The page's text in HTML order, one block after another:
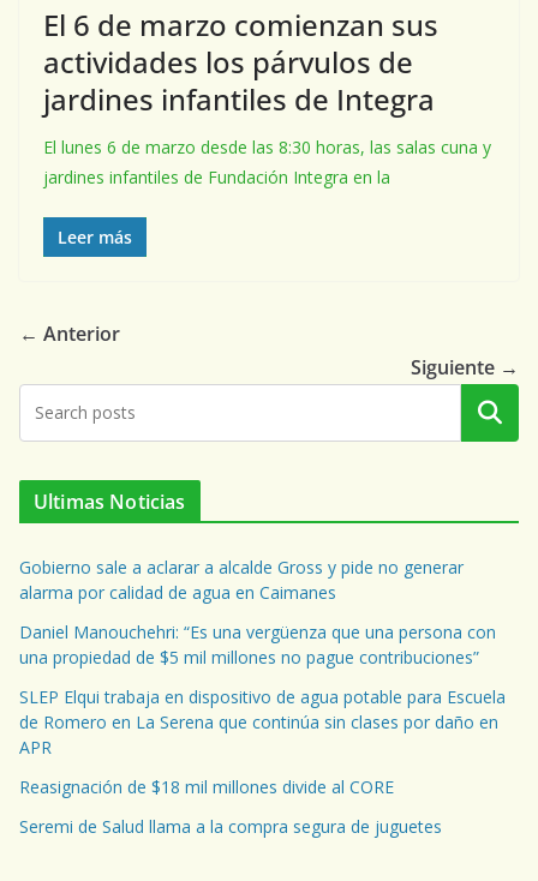
El 6 de marzo comienzan sus
actividades los párvulos de
jardines infantiles de Integra
El lunes 6 de marzo desde las 8:30 horas, las salas cuna y
jardines infantiles de Fundación Integra en la
Leer más
← Anterior
Siguiente →
Buscar
Ultimas Noticias
Gobierno sale a aclarar a alcalde Gross y pide no generar
alarma por calidad de agua en Caimanes
Daniel Manouchehri: “Es una vergüenza que una persona con
una propiedad de $5 mil millones no pague contribuciones”
SLEP Elqui trabaja en dispositivo de agua potable para Escuela
de Romero en La Serena que continúa sin clases por daño en
APR
Reasignación de $18 mil millones divide al CORE
Seremi de Salud llama a la compra segura de juguetes